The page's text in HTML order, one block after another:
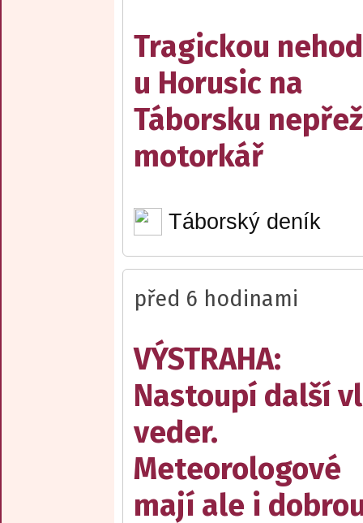
Tragickou
u Horusic na
Táborsku
motorkář
Táborský deník
před 6 hodinami
VÝSTRAHA:
Nastoupí další
veder.
Meteorologové
mají ale i